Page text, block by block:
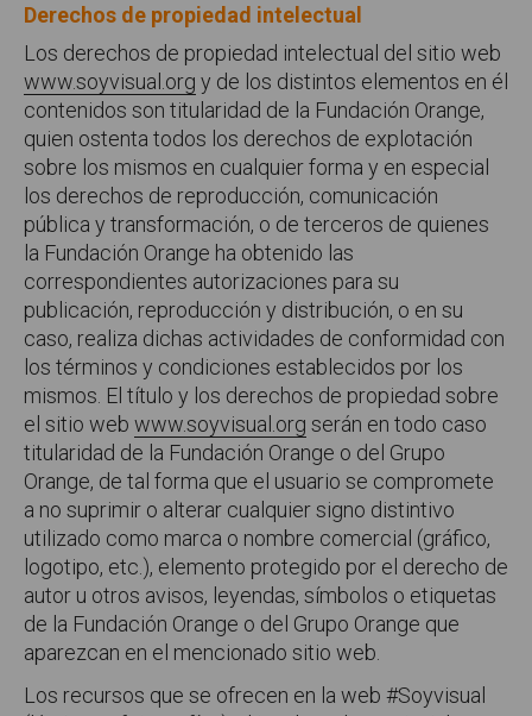
Derechos de propiedad intelectual
Los derechos de propiedad intelectual del sitio web
www.soyvisual.org y de los distintos elementos en él
contenidos son titularidad de la Fundación Orange,
quien ostenta todos los derechos de explotación
sobre los mismos en cualquier forma y en especial
los derechos de reproducción, comunicación
pública y transformación, o de terceros de quienes
la Fundación Orange ha obtenido las
correspondientes autorizaciones para su
publicación, reproducción y distribución, o en su
caso, realiza dichas actividades de conformidad con
los términos y condiciones establecidos por los
mismos. El título y los derechos de propiedad sobre
el sitio web www.soyvisual.org serán en todo caso
titularidad de la Fundación Orange o del Grupo
Orange, de tal forma que el usuario se compromete
a no suprimir o alterar cualquier signo distintivo
utilizado como marca o nombre comercial (gráfico,
logotipo, etc.), elemento protegido por el derecho de
autor u otros avisos, leyendas, símbolos o etiquetas
de la Fundación Orange o del Grupo Orange que
aparezcan en el mencionado sitio web.
Los recursos que se ofrecen en la web #Soyvisual